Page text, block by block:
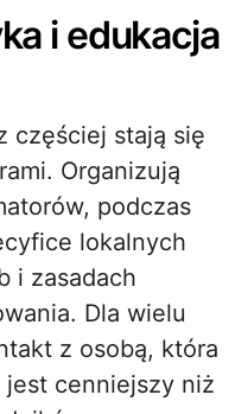
i edukacja
częściej stają się
Organizują
podczas
lokalnych
i zasadach
Dla wielu
z osobą, która
cenniejszy niż